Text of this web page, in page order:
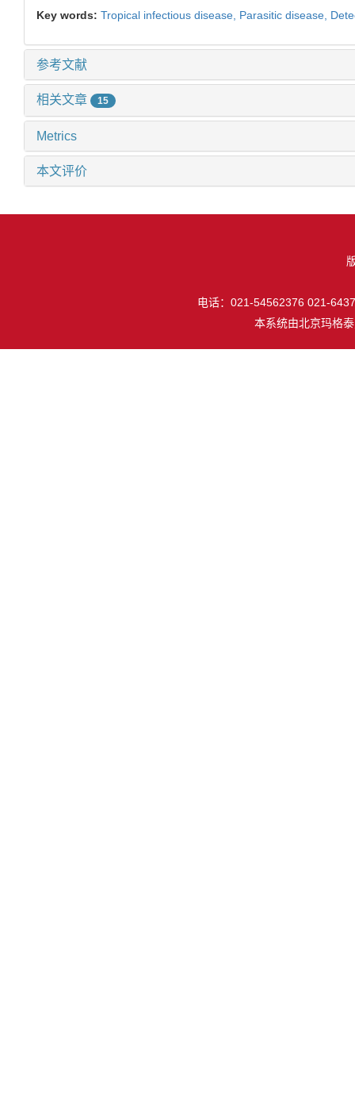
Key words: Tropical infectious disease, Parasitic disease,
参考文献
相关文章 15
Metrics
本文评价
电话：021-54562376 021-
本系统由北京玛格